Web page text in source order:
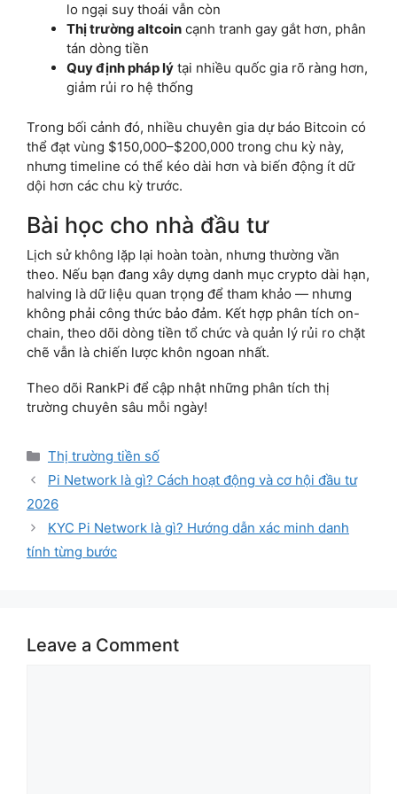
lo ngại suy thoái vẫn còn
Thị trường altcoin cạnh tranh gay gắt hơn, phân
tán dòng tiền
Quy định pháp lý tại nhiều quốc gia rõ ràng hơn,
giảm rủi ro hệ thống
Trong bối cảnh đó, nhiều chuyên gia dự báo Bitcoin có
thể đạt vùng $150,000–$200,000 trong chu kỳ này,
nhưng timeline có thể kéo dài hơn và biến động ít dữ
dội hơn các chu kỳ trước.
Bài học cho nhà đầu tư
Lịch sử không lặp lại hoàn toàn, nhưng thường vần
theo. Nếu bạn đang xây dựng danh mục crypto dài hạn,
halving là dữ liệu quan trọng để tham khảo — nhưng
không phải công thức bảo đảm. Kết hợp phân tích on-
chain, theo dõi dòng tiền tổ chức và quản lý rủi ro chặt
chẽ vẫn là chiến lược khôn ngoan nhất.
Theo dõi RankPi để cập nhật những phân tích thị
trường chuyên sâu mỗi ngày!
Categories
Thị trường tiền số
Pi Network là gì? Cách hoạt động và cơ hội đầu tư
2026
KYC Pi Network là gì? Hướng dẫn xác minh danh
tính từng bước
Leave a Comment